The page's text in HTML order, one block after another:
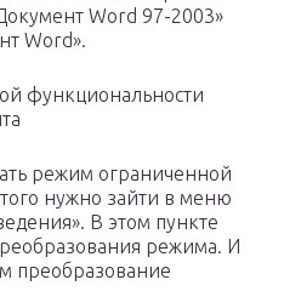
Word 97-2003»
Word».
функциональности
режим ограниченной
нужно зайти в меню
В этом пункте
режима. И
преобразование